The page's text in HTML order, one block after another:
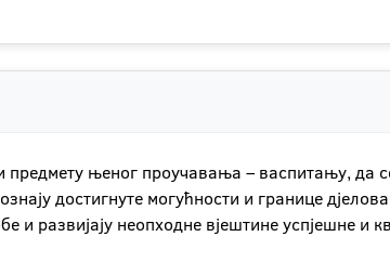
њеног проучавања – васпитању, да
достигнуте могућности и границе
развијају неопходне вјештине успјешне и